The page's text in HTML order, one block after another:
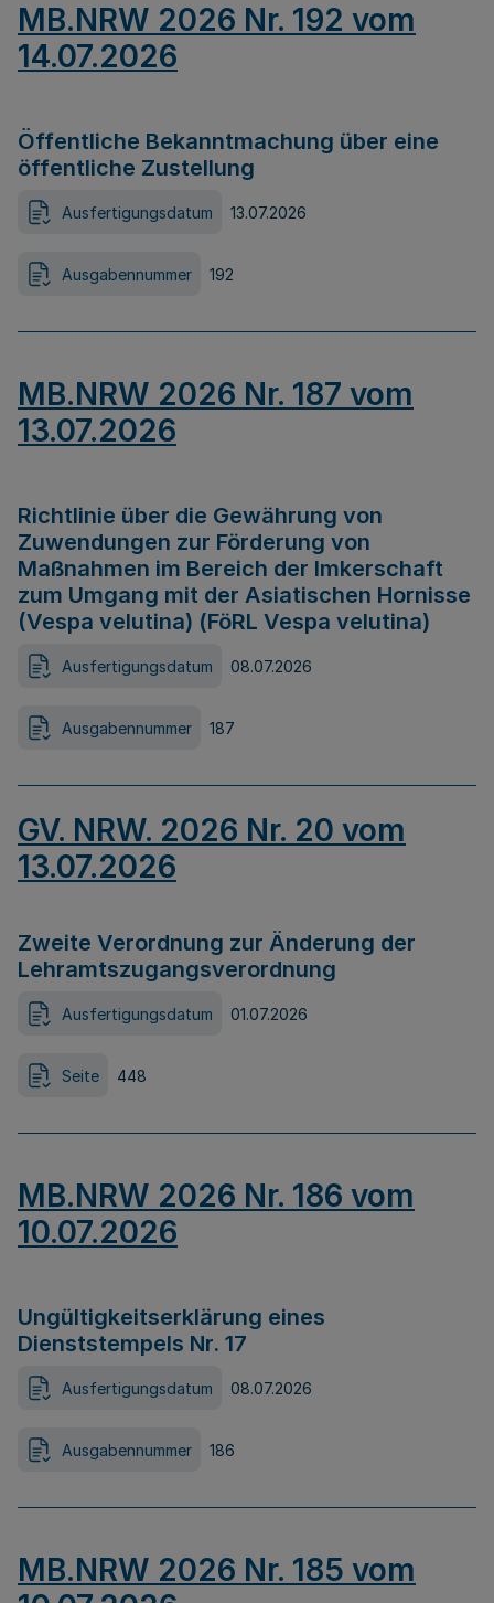
MB.NRW 2026 Nr. 192 vom
14.07.2026
Öffentliche Bekanntmachung über eine
öffentliche Zustellung
Ausfertigungsdatum 13.07.2026
Ausgabennummer 192
MB.NRW 2026 Nr. 187 vom
13.07.2026
Richtlinie über die Gewährung von
Zuwendungen zur Förderung von
Maßnahmen im Bereich der Imkerschaft
zum Umgang mit der Asiatischen Hornisse
(Vespa velutina) (FöRL Vespa velutina)
Ausfertigungsdatum 08.07.2026
Ausgabennummer 187
GV. NRW. 2026 Nr. 20 vom
13.07.2026
Zweite Verordnung zur Änderung der
Lehramtszugangsverordnung
Ausfertigungsdatum 01.07.2026
Seite 448
MB.NRW 2026 Nr. 186 vom
10.07.2026
Ungültigkeitserklärung eines
Dienststempels Nr. 17
Ausfertigungsdatum 08.07.2026
Ausgabennummer 186
MB.NRW 2026 Nr. 185 vom